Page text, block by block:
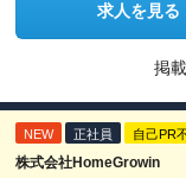
求人を見る
掲
NEW 正社員 自己PR
株式会社HomeGrowin